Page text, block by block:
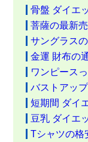
骨盤 ダイエ
菩薩の最新
サングラス
金運 財布の
ワンピース
バストアッ
短期間 ダイ
豆乳 ダイエ
Tシャツの格